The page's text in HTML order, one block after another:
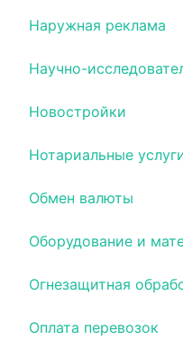
Наружная реклама
Научно-
Новостройки
Нотариальные
Обмен валюты
Оборудование и
Огнезащитная
Оплата перевозок